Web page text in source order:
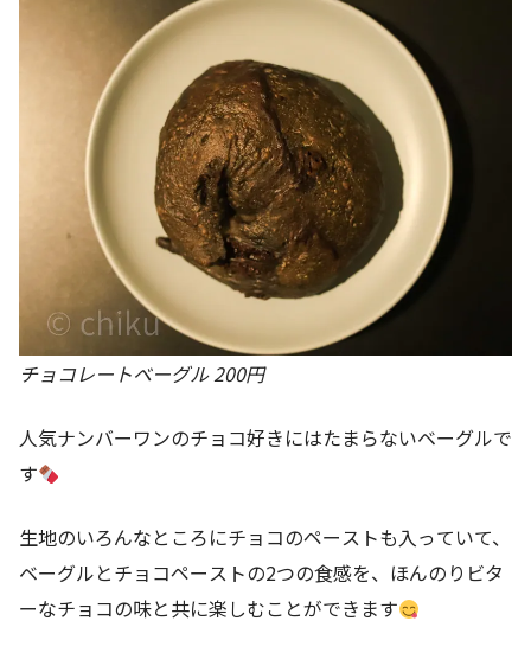
チョコレートベーグル 200円
人気ナンバーワンのチョコ好きにはたまらないベーグルで
す
生地のいろんなところにチョコのペーストも入っていて、
ベーグルとチョコペーストの2つの食感を、ほんのりビタ
ーなチョコの味と共に楽しむことができます